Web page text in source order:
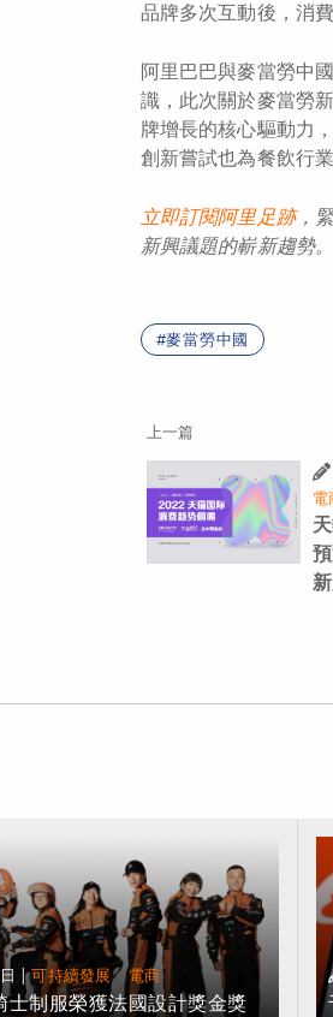
品牌多次互動後，消
阿里巴巴與麥當勞中
識，此次關於麥當勞
牌增長的核心驅動力
創新嘗試也為餐飲行
立即訂閱阿里足跡，
新興議題的嶄新趨勢。
麥當勞中國
上一篇
電
| 可持續發展·電商
士制服榮獲法國設計獎金獎